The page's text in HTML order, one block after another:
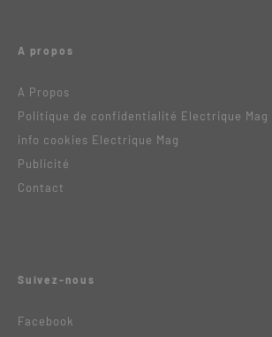
A propos
A Propos
Politique de confidentialité Electrique Mag
info cookies Electrique Mag
Publicité
Contact
Suivez-nous
Facebook